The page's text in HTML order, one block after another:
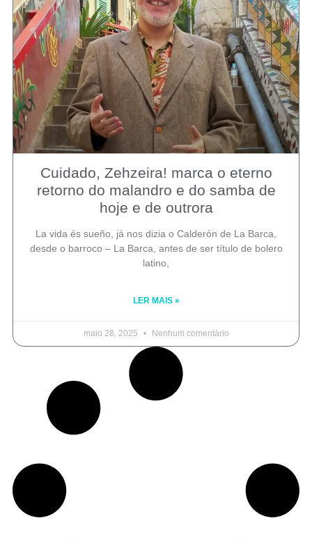
Cuidado, Zehzeira! marca o eterno
retorno do malandro e do samba de
hoje e de outrora
La vida és sueño, já nos dizia o Calderón de La Barca,
desde o barroco – La Barca, antes de ser título de bolero
latino,
LER MAIS »
maio 28, 2025 Nenhum comentário